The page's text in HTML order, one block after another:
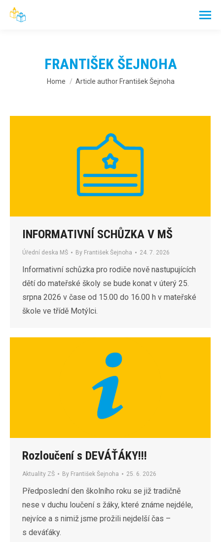
FRANTIŠEK ŠEJNOHA
You are here:
Home Article author František Šejnoha
INFORMATIVNÍ SCHŮZKA V MŠ
Úřední deska MŠ By František Šejnoha 24. 7. 2026
Informativní schůzka pro rodiče nově nastupujících
dětí do mateřské školy se bude konat v úterý 25.
srpna 2026 v čase od 15.00 do 16.00 h v mateřské
škole ve třídě Motýlci.
Rozloučení s DEVÁŤÁKY!!!
Aktuality ZŠ By František Šejnoha 25. 6. 2026
Předposlední den školního roku se již tradičně
nese v duchu loučení s žáky, které známe nejdéle,
nejvíce a s nimiž jsme prožili nejdelší čas –
s deváťáky.